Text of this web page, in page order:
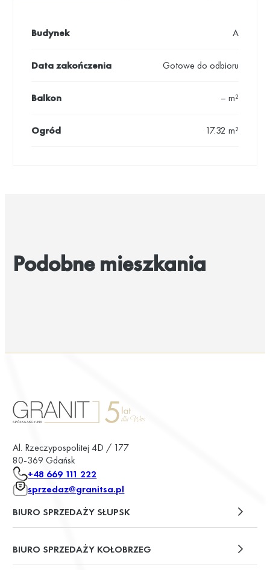
Budynek A
Data zakończenia Gotowe do odbioru
Balkon – m²
Ogród 17.32 m²
Podobne mieszkania
Al. Rzeczypospolitej 4D / 177
80-369 Gdańsk
+48 669 111 222
sprzedaz@granitsa.pl
BIURO SPRZEDAŻY SŁUPSK
plac Władysława Broniewskiego 13/u2
BIURO SPRZEDAŻY KOŁOBRZEG